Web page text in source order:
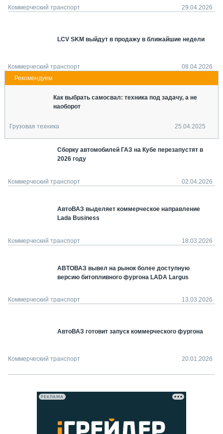
О ПРОЕКТЕ
Коммерческий транспорт 29.04.2026
LCV SKM выйдут в продажу в ближайшие недели
Коммерческий транспорт 08.04.2026
Как выбрать самосвал: техника под задачу, а не
наоборот
Грузовая техника 25.04.2025
Сборку автомобилей ГАЗ на Кубе перезапустят в
2026 году
Коммерческий транспорт 02.04.2026
АвтоВАЗ выделяет коммерческое направление
Lada Business
Коммерческий транспорт 18.03.2026
АВТОВАЗ вывел на рынок более доступную
версию битопливного фургона LADA Largus
Коммерческий транспорт 13.03.2026
АвтоВАЗ готовит запуск коммерческого фургона
Коммерческий транспорт 20.01.2026
РЕКЛАМА